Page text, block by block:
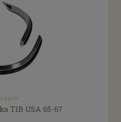
T1B USA 65-67